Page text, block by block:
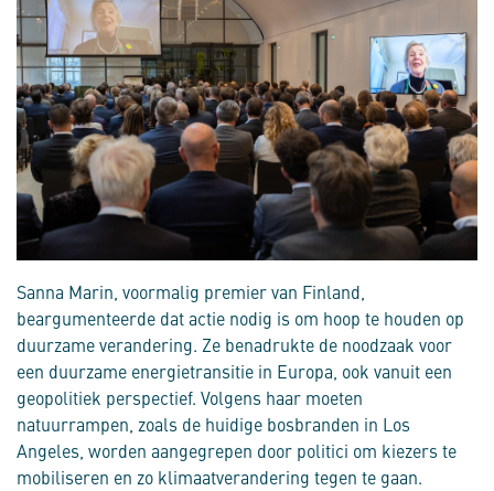
Sanna Marin, voormalig premier van Finland,
beargumenteerde dat actie nodig is om hoop te houden op
duurzame verandering. Ze benadrukte de noodzaak voor
een duurzame energietransitie in Europa, ook vanuit een
geopolitiek perspectief. Volgens haar moeten
natuurrampen, zoals de huidige bosbranden in Los
Angeles, worden aangegrepen door politici om kiezers te
mobiliseren en zo klimaatverandering tegen te gaan.